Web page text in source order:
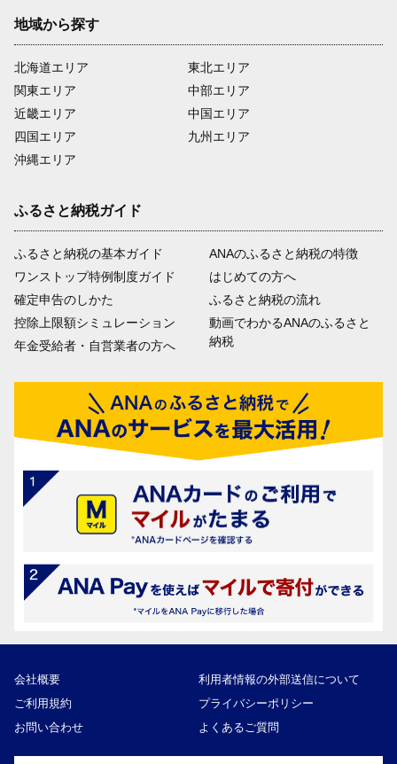
地域から探す
北海道エリア
関東エリア
近畿エリア
四国エリア
沖縄エリア
東北エリア
中部エリア
中国エリア
九州エリア
ふるさと納税ガイド
ふるさと納税の基本ガイド
ワンストップ特例制度ガイド
確定申告のしかた
控除上限額シミュレーション
年金受給者・自営業者の方へ
ANAのふるさと納税の特徴
はじめての方へ
ふるさと納税の流れ
動画でわかるANAのふるさと
納税
会社概要
利用者情報の外部送信について
ご利用規約
プライバシーポリシー
お問い合わせ
よくあるご質問